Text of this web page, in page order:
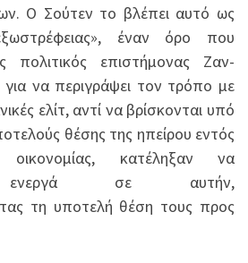
Ο Σούτεν το βλέπει αυτό ως
έναν όρο που
πολιτικός επιστήμονας Ζαν-
να περιγράψει τον τρόπο με
ελίτ, αντί να βρίσκονται υπό
θέσης της ηπείρου εντός
κατέληξαν να
ενεργά σε αυτήν,
τη υποτελή θέση τους προς